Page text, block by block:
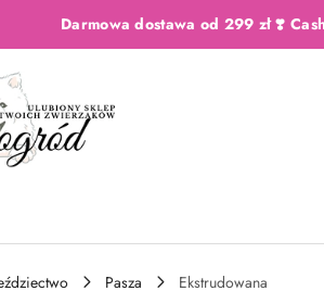
głównej
konto
głównego
produktu
Darmowa dostawa od 299 zł ❣️
Pasza
Ekstrudowana